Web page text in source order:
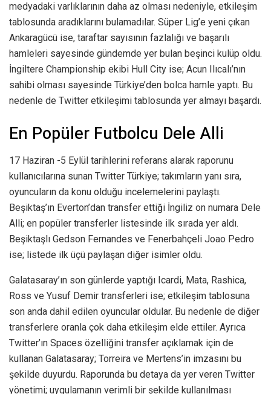
medyadaki varlıklarının daha az olması nedeniyle, etkileşim
tablosunda aradıklarını bulamadılar. Süper Lig’e yeni çıkan
Ankaragücü ise, taraftar sayısının fazlalığı ve başarılı
hamleleri sayesinde gündemde yer bulan beşinci kulüp oldu.
İngiltere Championship ekibi Hull City ise; Acun Ilıcalı’nın
sahibi olması sayesinde Türkiye’den bolca hamle yaptı. Bu
nedenle de Twitter etkileşimi tablosunda yer almayı başardı.
En Popüler Futbolcu Dele Alli
17 Haziran -5 Eylül tarihlerini referans alarak raporunu
kullanıcılarına sunan Twitter Türkiye; takımların yanı sıra,
oyuncuların da konu olduğu incelemelerini paylaştı.
Beşiktaş’ın Everton’dan transfer ettiği İngiliz on numara Dele
Alli; en popüler transferler listesinde ilk sırada yer aldı.
Beşiktaşlı Gedson Fernandes ve Fenerbahçeli Joao Pedro
ise; listede ilk üçü paylaşan diğer isimler oldu.
Galatasaray’ın son günlerde yaptığı Icardi, Mata, Rashica,
Ross ve Yusuf Demir transferleri ise; etkileşim tablosuna
son anda dahil edilen oyuncular oldular. Bu nedenle de diğer
transferlere oranla çok daha etkileşim elde ettiler. Ayrıca
Twitter’ın Spaces özelliğini transfer açıklamak için de
kullanan Galatasaray; Torreira ve Mertens’in imzasını bu
şekilde duyurdu. Raporunda bu detaya da yer veren Twitter
yönetimi; uygulamanın verimli bir şekilde kullanılması